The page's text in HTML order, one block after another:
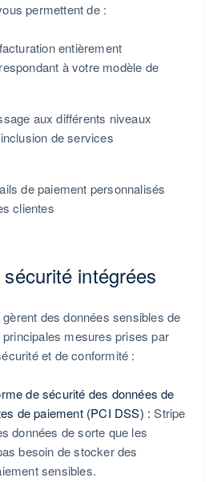
permettent de :
entièrement
à votre modèle de
aux différents niveaux
de services
de paiement personnalisés
clientes
intégrées
des données sensibles de
mesures prises par
et de conformité :
de sécurité des données de
de paiement (PCI DSS) : Stripe
données de sorte que les
besoin de stocker des
sensibles.